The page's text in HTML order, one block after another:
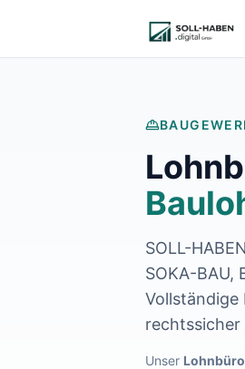
SOLL-
SOKA-BAU,
Vollständige
Unser
Finanzbuchhaltung auslagern
E-Rechnung und Peppol
Lohnabrechnung Backnang
Lohnabrechnung Waiblingen
Lohnabrechnung Stuttgart